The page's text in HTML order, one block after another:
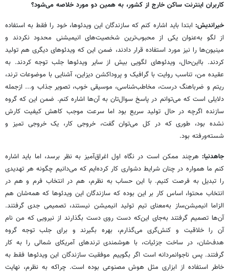
کاربران اینترنت ساکن خارج از کشور، به همین دو مورد خلاصه می‌شود؟
خیراندیش: ابتدا باید اشاره کنم که سازندگان این ویدئوها، خود را فقط به استفاده
از لگو به‌عنوان یکی از محبوب‌ترین شخصیت‌های انیمیشنی محدود نکردند و
مینیون‌ها را نیز مورد استفاده قرار دادند، ضمن این که ویدئوهای دیگری هم تولید
کردند. بااین‌حال، ویدئوهای لگویی بیش از سایر ویدئوها جلب توجه کردند. به
عقیده من، تناسب روایت با گرافیک و پروداکشن دیزاین، آشنایی با موضوعات ترند،
ریتم و ضرباهنگ درست، مخاطب‌شناسی، موسیقی خوب، تصویر جذاب و... ازجمله
دلایلی است که می‌توانم در پاسخ سوال‌تان به آن‌ها اشاره کنم. ضمن این که گروه
سازنده اگرچه در حال تولید سریع بود اما سرعت موجب کاهش کیفیت کارش
نشده بود، طوری که در کل می‌توان گفت، خروجی کار، یک خروجی تمیز و
شسته‌ورفته بود.
جاهدنیا: هرچند ممکن است در نگاه اول اغراق‌آمیز به نظر برسد، اما باید اشاره
کنم ما همواره در چنان شرایط دشواری کار کرده‌ایم که می‌دانیم چگونه هر تهدیدی
را تبدیل به فرصت کنیم. با این حساب به نظرم، هم در انتخاب فرم و هم در
انتخاب محتوا، اساس کار بر این بوده که سازندگان این ویدئوها که همه‌شان هم
الزاما انیمیشن‌ساز به‌معنای تیم تولید انیمیشن نیستند، تصمیمی جدی گرفتند.
آن‌ها تصمیم گرفتند به‌جای این‌که دست روی دست بگذارند از نیرویی که من نام
آن را خلاقیت و کنش‌گری می‌گذارم، بهره بگیرند و برای جلب توجه گروه
هدف‌شان، در ساخت جزئیات، با هوشمندی ترندهای آمریکای شمالی را به کار
گرفتند. پس ناجوانمردانه است اگر بگوییم موفقیت‌ سازندگان این ویدئوها فقط به
خاطر استفاده از ابزاری مثل هوش مصنوعی بوده است. چراکه به نظرم، نهایت